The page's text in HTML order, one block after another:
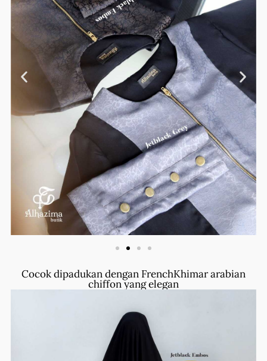
Cocok dipadukan dengan FrenchKhimar arabian
chiffon yang elegan